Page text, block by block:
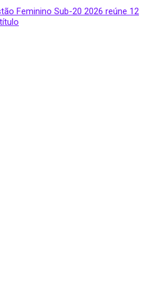
Feminino Sub-20 2026 reúne 12